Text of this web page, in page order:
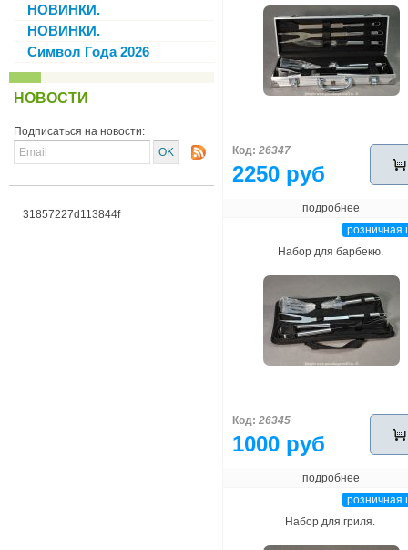
НОВИНКИ.
НОВИНКИ.
Символ Года 2026
НОВОСТИ
Подписаться на новости:
31857227d113844f
Код: 26347
2250 руб
подробнее
розничная
Набор для барбекю.
Код: 26345
1000 руб
подробнее
розничная
Набор для гриля.